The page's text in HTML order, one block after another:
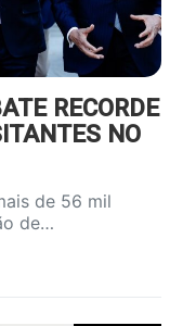
RECORDE
NO
de 56 mil
de…